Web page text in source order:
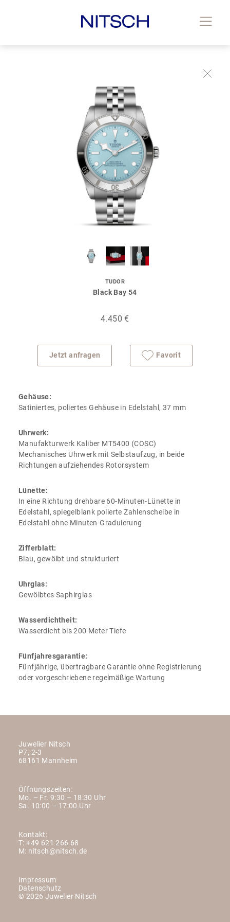
TUDOR
Black Bay 54
4.450 €
Jetzt anfragen Favorit
Gehäuse:
Satiniertes, poliertes Gehäuse in Edelstahl, 37 mm
Uhrwerk:
Manufakturwerk Kaliber MT5400 (COSC)
Mechanisches Uhrwerk mit Selbstaufzug, in beide
Richtungen aufziehendes Rotorsystem
Lünette:
In eine Richtung drehbare 60-Minuten-Lünette in
Edelstahl, spiegelblank polierte Zahlenscheibe in
Edelstahl ohne Minuten-Graduierung
Zifferblatt:
Blau, gewölbt und strukturiert
Uhrglas:
Gewölbtes Saphirglas
Wasserdichtheit:
Wasserdicht bis 200 Meter Tiefe
Fünfjahresgarantie:
Fünfjährige, übertragbare Garantie ohne Registrierung
oder vorgeschriebene regelmäßige Wartung
Juwelier Nitsch
P7, 2-3
68161 Mannheim
Öffnungszeiten:
Mo. – Fr. 9:30 – 18:30 Uhr
Sa. 10:00 – 17:00 Uhr
Kontakt:
T:+49 621 266 68
M: nitsch@nitsch.de
Impressum
Datenschutz
© 2026 Juwelier Nitsch